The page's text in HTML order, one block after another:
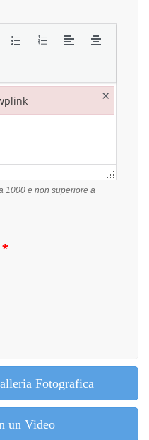
1000 e non superiore a
*
Fotografica
un Video
×